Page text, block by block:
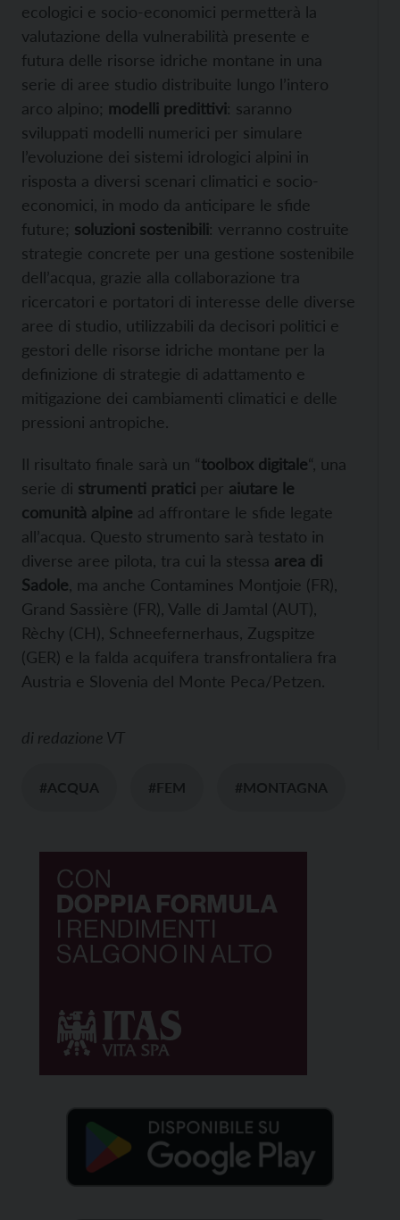
ecologici e socio-economici permetterà la
valutazione della vulnerabilità presente e
futura delle risorse idriche montane in una
serie di aree studio distribuite lungo l’intero
arco alpino; modelli predittivi: saranno
sviluppati modelli numerici per simulare
l’evoluzione dei sistemi idrologici alpini in
risposta a diversi scenari climatici e socio-
economici, in modo da anticipare le sfide
future; soluzioni sostenibili: verranno costruite
strategie concrete per una gestione sostenibile
dell’acqua, grazie alla collaborazione tra
ricercatori e portatori di interesse delle diverse
aree di studio, utilizzabili da decisori politici e
gestori delle risorse idriche montane per la
definizione di strategie di adattamento e
mitigazione dei cambiamenti climatici e delle
pressioni antropiche.
Il risultato finale sarà un “toolbox digitale“, una
serie di strumenti pratici per aiutare le
comunità alpine ad affrontare le sfide legate
all’acqua. Questo strumento sarà testato in
diverse aree pilota, tra cui la stessa area di
Sadole , ma anche Contamines Montjoie (FR),
Grand Sassière (FR), Valle di Jamtal (AUT),
Rèchy (CH), Schneefernerhaus, Zugspitze
(GER) e la falda acquifera transfrontaliera fra
Austria e Slovenia del Monte Peca/Petzen.
di redazione VT
#ACQUA #FEM #MONTAGNA